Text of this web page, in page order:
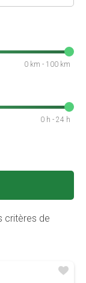
0 km - 100 km
0 h - 24 h
critères de